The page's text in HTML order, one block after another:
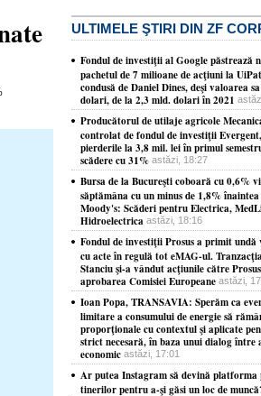
ULTIMELE ŞTIRI DIN ZF
Fondul de investiţii al Google păstrează
pachetul de 7 milioane de acţiuni la
condusă de Daniel Dines, deşi valoarea
dolari, de la 2,3 mld. dolari în 2021
Producătorul de utilaje agricole
controlat de fondul de investiţii
pierderile la 3,8 mil. lei în primul
scădere cu 31% astăzi, 18:27
Bursa de la Bucureşti coboară cu 0,6%
săptămâna cu un minus de 1,8%
Moody's: Scăderi pentru Electrica,
Hidroelectrica astăzi, 18:16
Fondul de investiţii Prosus a primit undă
cu acte în regulă tot eMAG-ul.
Stanciu şi-a vândut acţiunile către
aprobarea Comisiei Europeane astăzi,
Ioan Popa, TRANSAVIA: Sperăm ca
limitare a consumului de energie să
proporţionale cu contextul şi aplicate
strict necesară, în baza unui dialog
economic astăzi, 17:01
Ar putea Instagram să devină
tinerilor pentru a-şi găsi un loc de